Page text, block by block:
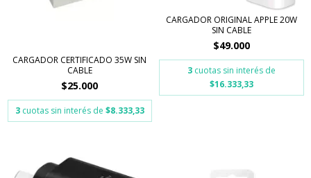
CARGADOR CERTIFICADO 35W SIN
CABLE
$25.000
3 cuotas sin interés de $8.333,33
CARGADOR ORIGINAL APPLE 20W
SIN CABLE
$49.000
3 cuotas sin interés de
$16.333,33